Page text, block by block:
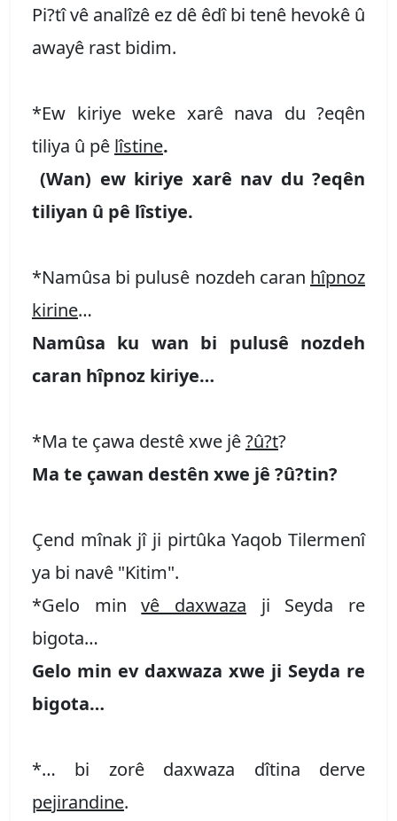
Pi?tî vê analîzê ez dê êdî bi tenê hevokê û
awayê rast bidim.
*Ew kiriye weke xarê nava du ?eqên
tiliya û pê lîstine.
(Wan) ew kiriye xarê nav du ?eqên
tiliyan û pê lîstiye.
*Namûsa bi pulusê nozdeh caran hîpnoz
kirine…
Namûsa ku wan bi pulusê nozdeh
caran hîpnoz kiriye…
*Ma te çawa destê xwe jê?û?t?
Ma te çawan destên xwe jê ?û?tin?
Çend mînak jî ji pirtûka Yaqob Tilermenî
ya bi navê "Kitim".
*Gelo minvê daxwaza ji Seyda re
bigota…
Gelo min ev daxwaza xwe ji Seyda re
bigota…
*… bi zorê daxwaza dîtina derve
pejirandine.